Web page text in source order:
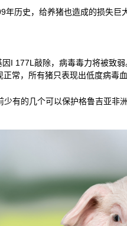
历史，给养猪也造成的损失
I 177L敲除，病毒毒力将被致
常，所有猪只表现出低度病
有的几个可以保护格鲁吉亚